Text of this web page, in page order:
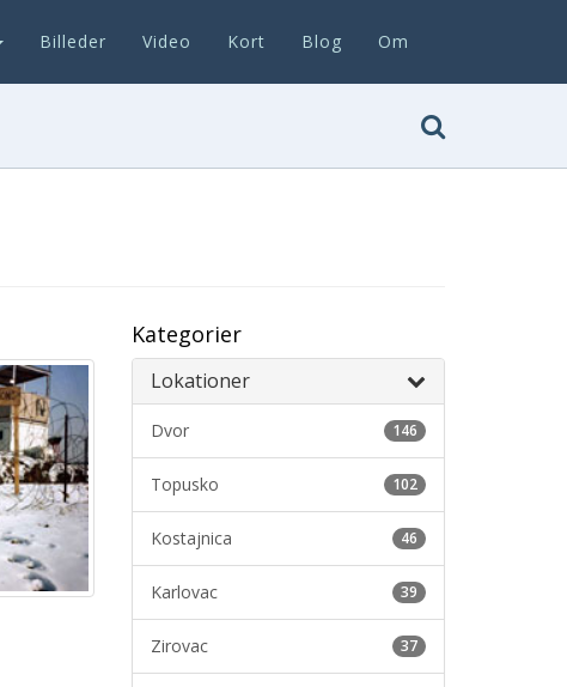
Billeder Video Kort Blog Om
Kategorier
Lokationer
146
Dvor
102
Topusko
46
Kostajnica
39
Karlovac
37
Zirovac